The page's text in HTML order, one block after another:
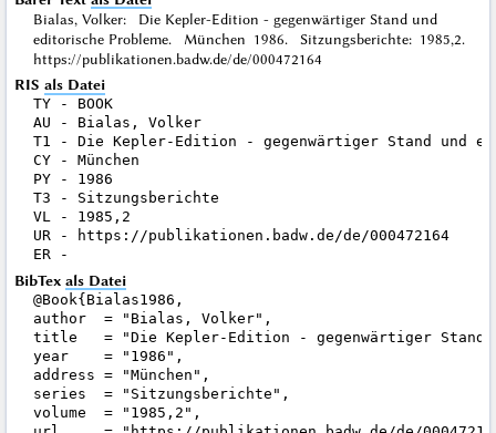
Bialas, Volker: Die Kepler-Edition - gegenwärtiger Stand und
editorische Probleme. München 1986. Sitzungsberichte: 1985,2.
https://publikationen.badw.de/de/000472164
RIS als Datei
TY - BOOK
AU - Bialas, Volker
T1 - Die Kepler-Edition - gegenwärtiger Stand und
CY - München
PY - 1986
T3 - Sitzungsberichte
VL - 1985,2
UR - https://publikationen.badw.de/de/000472164
BibTex als Datei
@Book{Bialas1986,
author  = "Bialas, Volker",
title   = "Die Kepler-Edition - gegenwärtiger Stand
year    = "1986",
address = "München",
series  = "Sitzungsberichte",
volume  = "1985,2",